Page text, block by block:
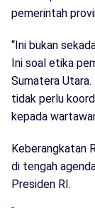
pemerintah
“Ini bukan
Ini soal etika
Sumatera
tidak perlu
kepada
Keberangkatan
di tengah
Presiden RI.